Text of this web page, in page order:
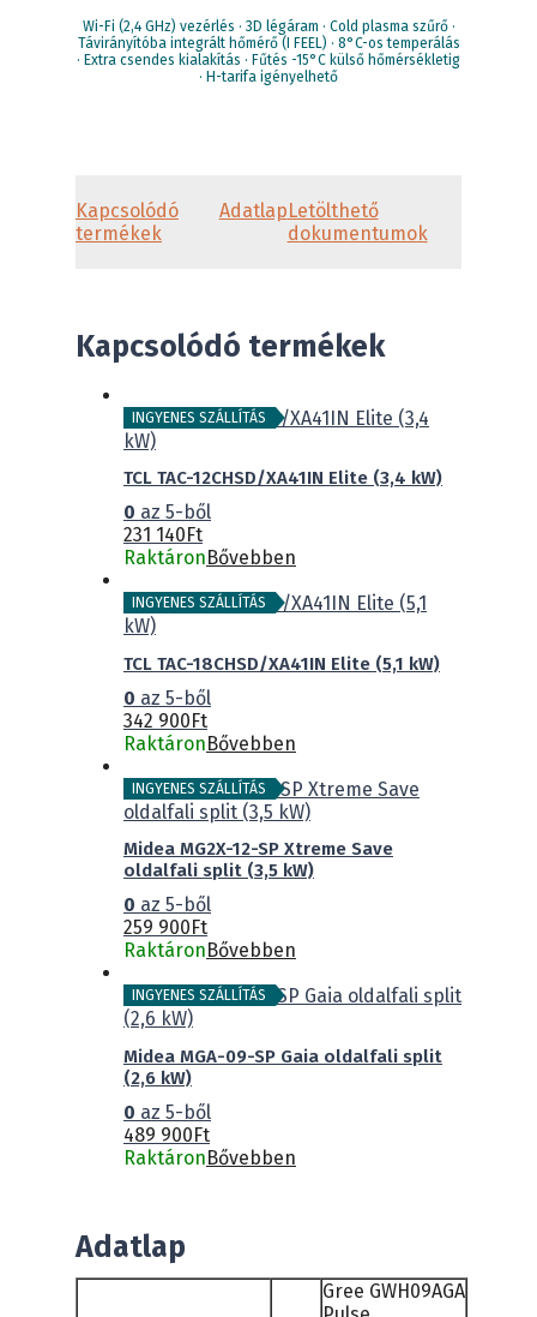
Wi-Fi (2,4 GHz) vezérlés · 3D légáram · Cold plasma szűrő ·
Távirányítóba integrált hőmérő (I FEEL) · 8°C-os temperálás
· Extra csendes kialakítás · Fűtés -15°C külső hőmérsékletig
· H-tarifa igényelhető
Kapcsolódó
termékek
AdatlapLetölthető
dokumentumok
Kapcsolódó termékek
INGYENES SZÁLLÍTÁS
TCL TAC-12CHSD/XA41IN Elite (3,4 kW)
0 az 5-ből
231 140 Ft
Raktáron Bővebben
INGYENES SZÁLLÍTÁS
TCL TAC-18CHSD/XA41IN Elite (5,1 kW)
0 az 5-ből
342 900Ft
RaktáronBővebben
INGYENES SZÁLLÍTÁS
Midea MG2X-12-SP Xtreme Save
oldalfali split (3,5 kW)
0 az 5-ből
259 900 Ft
Raktáron Bővebben
INGYENES SZÁLLÍTÁS
Midea MGA-09-SP Gaia oldalfali split
(2,6 kW)
0 az 5-ből
489 900Ft
RaktáronBővebben
Adatlap
Gree GWH09AGA